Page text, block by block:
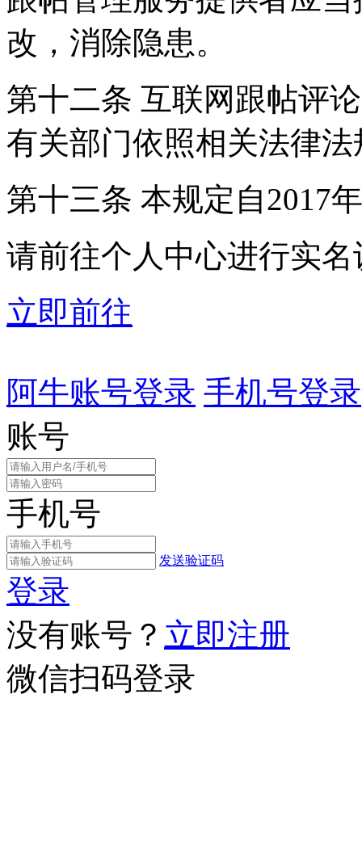
改，消除隐患。
第十二条 互联网跟帖评
有关部门依照相关法律
第十三条 本规定自2017
请前往个人中心进行实名
立即前往
阿牛账号登录 手机号登录
账号
手机号
发送验证码
登录
没有账号？ 立即注册
微信扫码登录